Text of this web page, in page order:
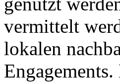
vermittelt
lokalen